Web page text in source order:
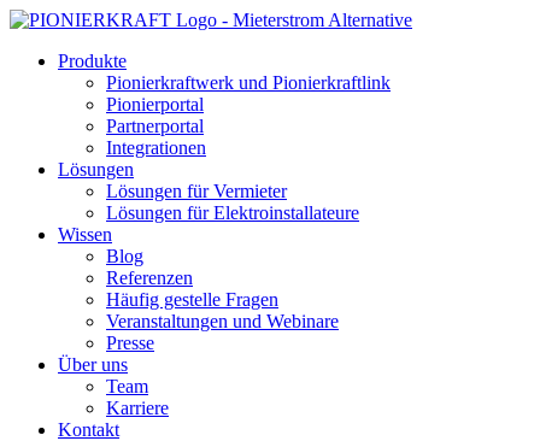
Zum
wechselnProdukte
Pionierkraftwerk und Pionierkraftlink
Pionierportal
Partnerportal
Integrationen
Lösungen
Lösungen für Vermieter
Lösungen für Elektroinstallateure
Wissen
Blog
Referenzen
Häufig gestelle Fragen
Veranstaltungen und Webinare
Presse
Über uns
Team
Karriere
Kontakt